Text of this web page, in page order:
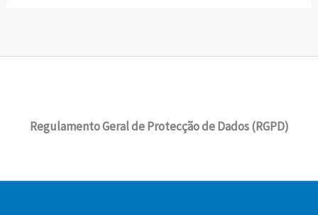
Regulamento Geral de Protecção de Dados (RGPD)